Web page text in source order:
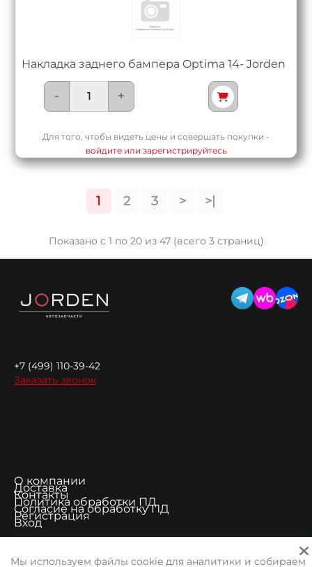
Накладка заднего бампера Optima 14- Jorden
- +
Для того, чтобы видеть цены и совершать покупки -
войдите или зарегистрируйтесь
1 2 3 > >|
Показано с 1 по 20 из 47 (всего 3 страниц)
О компании
Доставка
Контакты
Политика обработки ПД
Согласие на обработку ПД
Регистрация
Вход
+7 (499) 110-39-42
Заказать звонок
Мы используем файлы cookie для аналитики и собираем